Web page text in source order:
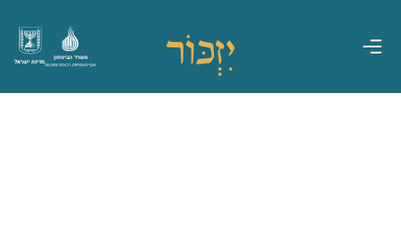
מדינת ישראל
משרד הביטחון
אגף משפחות, הנצחה ומורשת